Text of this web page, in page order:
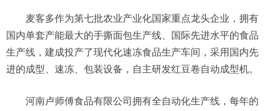
麦客多作为第七批农业产业化国家重点龙头企业，拥有
国内单套产能最大的手撕面包生产线、国际先进水平的食品
生产线，建成投产了现代化速冻食品生产车间，采用国内先
进的成型、速冻、包装设备，自主研发红豆卷自动成型机。
河南卢师傅食品有限公司拥有全自动化生产线，每年的